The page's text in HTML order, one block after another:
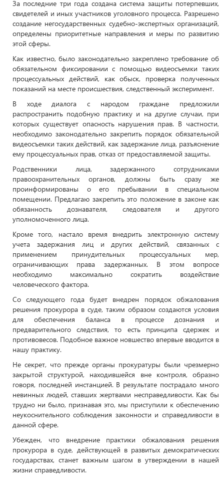
За последние три года создана система защиты потерпевших,
свидетелей и иных участников уголовного процесса. Разрешено
создание негосударственных судебно-экспертных организаций,
определены приоритетные направления и меры по развитию
этой сферы.
Как известно, было законодательно закреплено требование об
обязательном фиксировании с помощью видеосъемки таких
процессуальных действий, как обыск, проверка полученных
показаний на месте происшествия, следственный эксперимент.
В ходе диалога с народом граждане предложили
распространить подобную практику и на другие случаи, при
которых существует опасность нарушения прав. В частности,
необходимо законодательно закрепить порядок обязательной
видеосъемки таких действий, как задержание лица, разъяснение
ему процессуальных прав, отказ от предоставляемой защиты.
Родственники лица, задержанного сотрудниками
правоохранительных органов, должны быть сразу же
проинформированы о его пребывании в специальном
помещении. Предлагаю закрепить это положение в законе как
обязанность дознавателя, следователя и другого
уполномоченного лица.
Кроме того, настало время внедрить электронную систему
учета задержания лиц и других действий, связанных с
применением принудительных процессуальных мер,
ограничивающих права задержанных. В этом вопросе
необходимо максимально сократить воздействие
человеческого фактора.
Со следующего года будет внедрен порядок обжалования
решения прокурора в суде, таким образом создаются условия
для обеспечения баланса в процессе дознания и
предварительного следствия, то есть принципа сдержек и
противовесов. Подобное важное новшество впервые вводится в
нашу практику.
Не секрет, что прежде органы прокуратуры были чрезмерно
закрытой структурой, находившейся вне контроля, образно
говоря, последней инстанцией. В результате пострадало много
невинных людей, ставших жертвами несправедливости. Как бы
трудно ни было, признавая это, мы приступили к обеспечению
неукоснительного соблюдения законности и справедливости в
данной сфере.
Убежден, что внедрение практики обжалования решения
прокурора в суде, действующей в развитых демократических
государствах, станет важным шагом в утверждении в нашей
жизни справедливости.